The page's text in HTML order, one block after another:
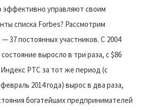
эффективно управляют своим
списка Forbes? Рассмотрим
37 постоянных участников. С 2004
выросло в три раза, с $86
РТС за тот же период (с
2014 года) вырос в два раза,
богатейших предпринимателей